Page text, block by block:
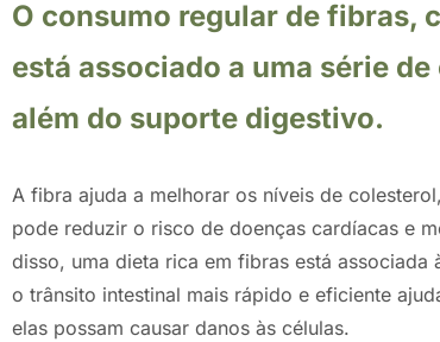
O consumo regular de fibras,
está associado a uma série
além do suporte digestivo.
A fibra ajuda a melhorar os níveis de
pode reduzir o risco de doenças cardíacas e
disso, uma dieta rica em fibras está
o trânsito intestinal mais rápido e eficiente
elas possam causar danos às células.